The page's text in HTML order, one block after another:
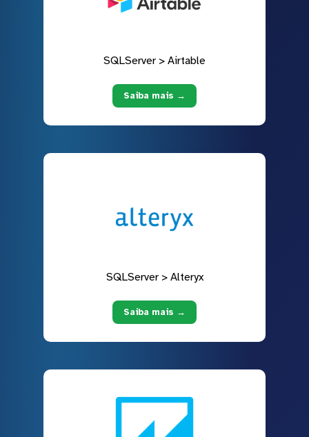
SQLServer > Airtable
Saiba mais →
SQLServer > Alteryx
Saiba mais →